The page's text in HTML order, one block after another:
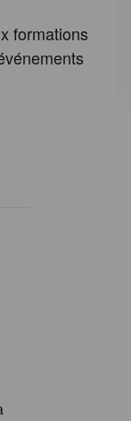
formations